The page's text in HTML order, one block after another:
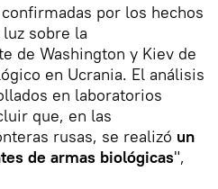
por los hechos
sobre la
de Washington y Kiev de
en Ucrania. El análisis
en laboratorios
que, en las
rusas, se realizó un
de armas biológicas",